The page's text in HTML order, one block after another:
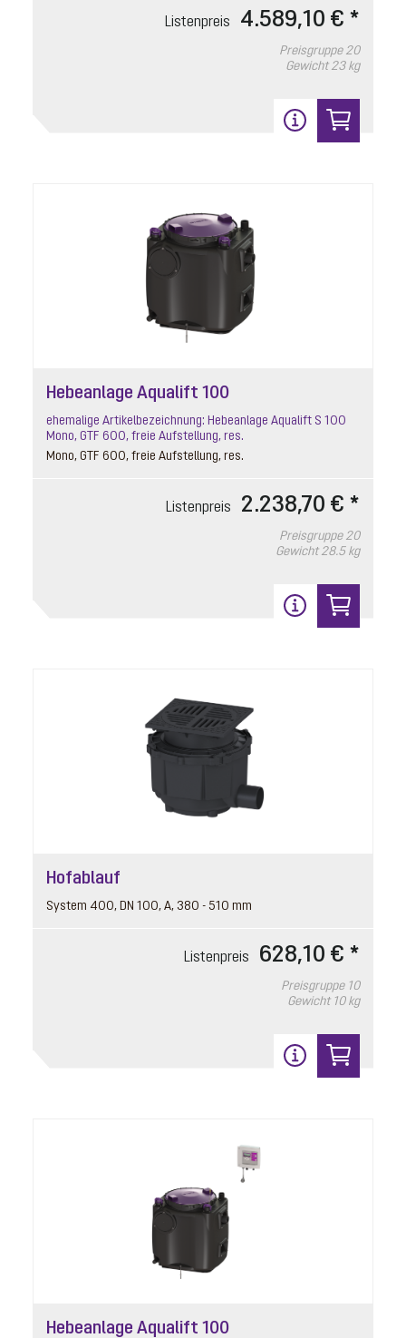
Listenpreis 4.589,10 € *
Preisgruppe 20
Gewicht 23 kg
Hebeanlage Aqualift 100
ehemalige Artikelbezeichnung: Hebeanlage Aqualift S 100
Mono, GTF 600, freie Aufstellung, res.
Mono, GTF 600, freie Aufstellung, res.
Listenpreis 2.238,70 € *
Preisgruppe 20
Gewicht 28.5 kg
Hofablauf
System 400, DN 100, A, 380 - 510 mm
Listenpreis 628,10 € *
Preisgruppe 10
Gewicht 10 kg
Hebeanlage Aqualift 100